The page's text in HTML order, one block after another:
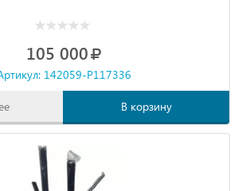
105 000
142059-P117336
В корзину